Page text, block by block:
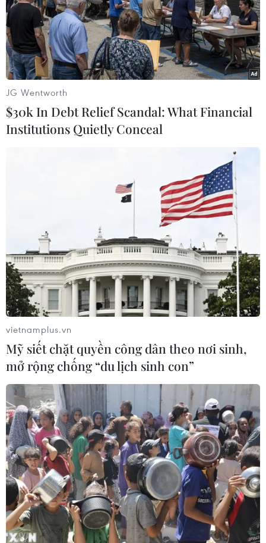
#mất điện #hầm trú ẩn
Iran
Theo dõi VietnamPlus
CĂNG THẲNG IRAN-ISRAEL
Iran cảnh báo đáp trả, Israel tuyên bố sẵn sàng
nối lại chiến dịch quân sự
IRGC triển khai đợt tấn công thứ 17, Israel tấn
công hàng chục trung tâm chỉ huy ở Iran
Pháp tăng cường hiện diện quân sự tại Trung
Đông
Xung đột tại Trung Đông: Iran tiếp tục phóng tên
lửa vào Israel
Thương vụ Việt Nam tại Israel cập nhật thông
tin về tình hình giao thương
JG Wentworth
$30k In Debt Relief Scandal: What Financial
Institutions Quietly Conceal
vietnamplus.vn
Mỹ siết chặt quyền công dân theo nơi sinh,
mở rộng chống “du lịch sinh con”